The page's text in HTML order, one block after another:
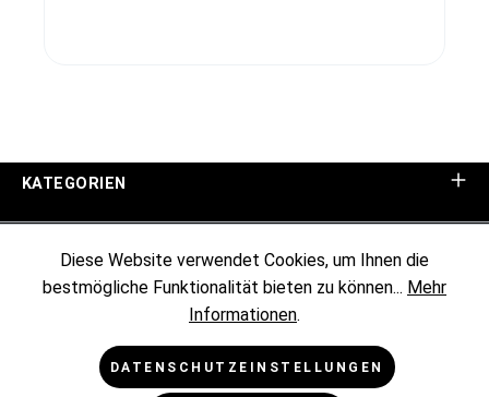
KATEGORIEN
KUNDENINFORMATIONEN
RECHTLICHES
Diese Website verwendet Cookies, um Ihnen die
bestmögliche Funktionalität bieten zu können... Mehr
Informationen.
DATENSCHUTZEINSTELLUNGEN